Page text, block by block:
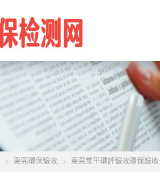
東莞環保驗收 東莞常平環評驗收環保驗收